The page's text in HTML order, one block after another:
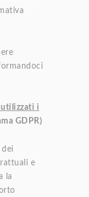
utilizzati i
GDPR)
dei
e
la